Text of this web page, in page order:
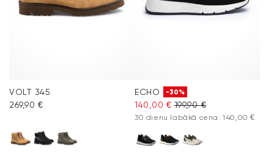
VOLT 345
269,90 €
ECHO -30%
140,00 € 199,90 €
30 dienu labākā cena: 140,00 €